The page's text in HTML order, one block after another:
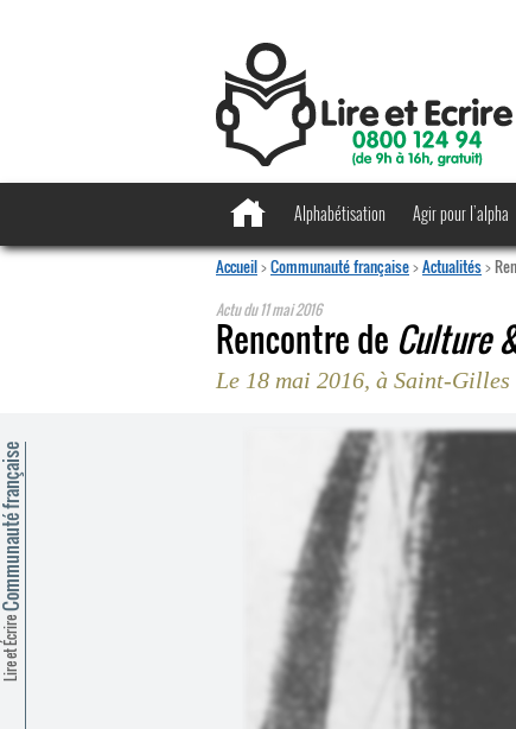
Alphabétisation Agir pour l’alpha
Accueil>Communauté française>Actualités>
Actu du11 mai 2016
Rencontre de Culture
Le 18 mai 2016, à Saint-Gilles
Lire et Écrire
française